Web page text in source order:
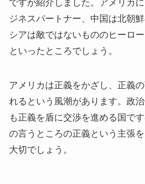
ですが紹介しました。アメリカ
ジネスパートナー、中国は北朝
シアは敵ではないもののヒーロ
といったところでしょう。
アメリカは正義をかざし、正義
れるという風潮があります。政
も正義を盾に交渉を進める国で
の言うところの正義という主張
大切でしょう。